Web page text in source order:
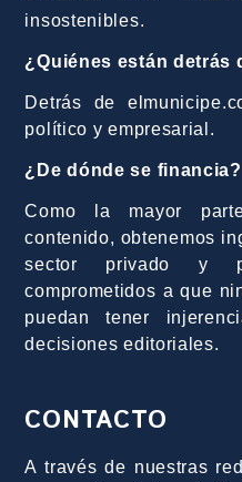
insostenibles.
¿Quiénes están detrás
Detrás de
político y empresarial.
¿De dónde se financia?
Como la mayor
contenido, obtenemos
sector privado y
comprometidos a que
puedan tener
decisiones editoriales.
CONTACTO
A través de nuestras